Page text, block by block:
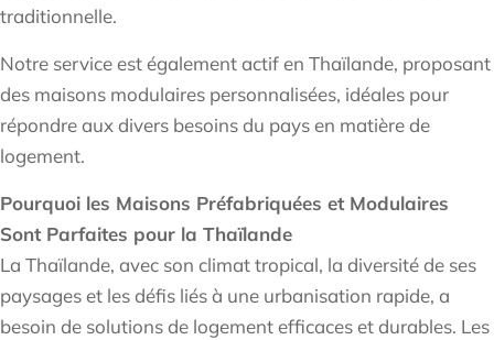
traditionnelle.
Notre service est également actif en Thaïlande, proposant
des maisons modulaires personnalisées, idéales pour
répondre aux divers besoins du pays en matière de
logement.
Pourquoi les Maisons Préfabriquées et Modulaires
Sont Parfaites pour la Thaïlande
La Thaïlande, avec son climat tropical, la diversité de ses
paysages et les défis liés à une urbanisation rapide, a
besoin de solutions de logement efficaces et durables. Les